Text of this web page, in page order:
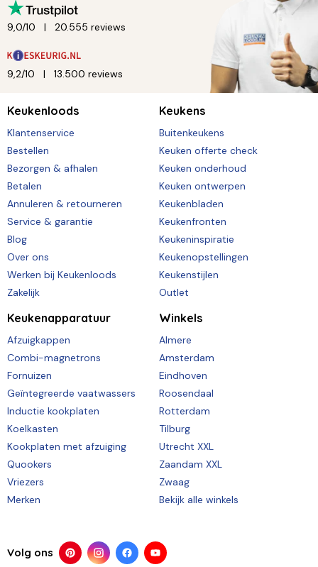
9,0/10 20.555 reviews
9,2/10 13.500 reviews
Keukenloods
Klantenservice
Bestellen
Bezorgen & afhalen
Betalen
Annuleren & retourneren
Service & garantie
Blog
Over ons
Werken bij Keukenloods
Zakelijk
Keukens
Buitenkeukens
Keuken offerte check
Keuken onderhoud
Keuken ontwerpen
Keukenbladen
Keukenfronten
Keukeninspiratie
Keukenopstellingen
Keukenstijlen
Outlet
Keukenapparatuur
Afzuigkappen
Combi-magnetrons
Fornuizen
Geïntegreerde vaatwassers
Inductie kookplaten
Koelkasten
Kookplaten met afzuiging
Quookers
Vriezers
Merken
Winkels
Almere
Amsterdam
Eindhoven
Roosendaal
Rotterdam
Tilburg
Utrecht XXL
Zaandam XXL
Zwaag
Bekijk alle winkels
Volg ons